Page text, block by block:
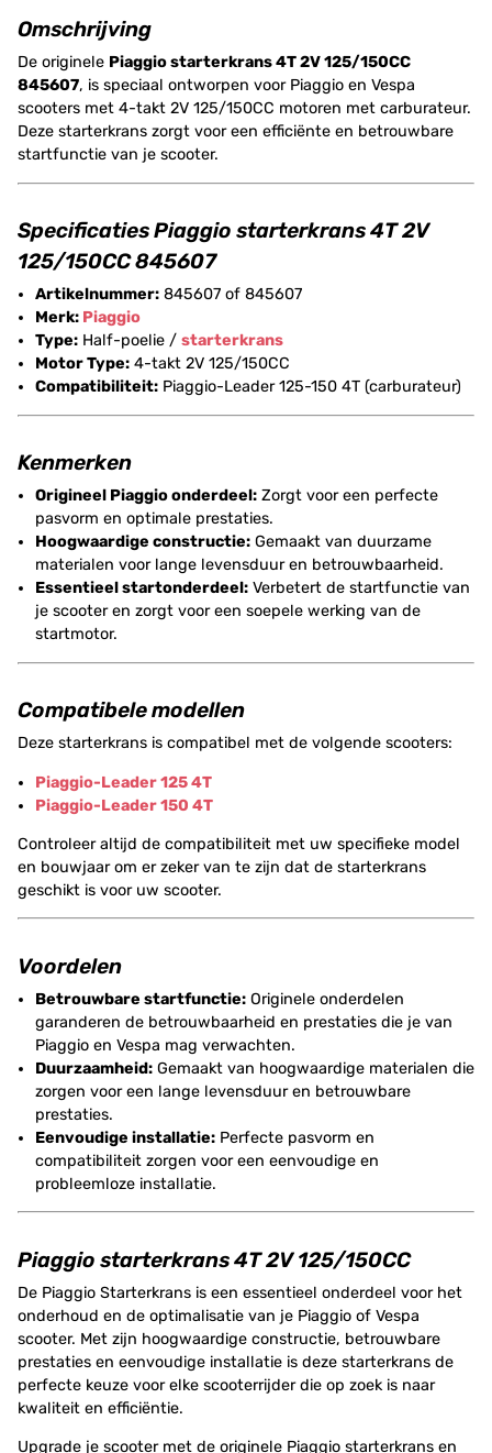
Omschrijving
De originele Piaggio starterkrans 4T 2V 125/150CC
845607, is speciaal ontworpen voor Piaggio en Vespa
scooters met 4-takt 2V 125/150CC motoren met carburateur.
Deze starterkrans zorgt voor een efficiënte en betrouwbare
startfunctie van je scooter.
Specificaties Piaggio starterkrans 4T 2V
125/150CC 845607
Artikelnummer: 845607 of 845607
Merk: Piaggio
Type: Half-poelie / starterkrans
Motor Type: 4-takt 2V 125/150CC
Compatibiliteit: Piaggio-Leader 125-150 4T (carburateur)
Kenmerken
Origineel Piaggio onderdeel: Zorgt voor een perfecte
pasvorm en optimale prestaties.
Hoogwaardige constructie: Gemaakt van duurzame
materialen voor lange levensduur en betrouwbaarheid.
Essentieel startonderdeel: Verbetert de startfunctie van
je scooter en zorgt voor een soepele werking van de
startmotor.
Compatibele modellen
Deze starterkrans is compatibel met de volgende scooters:
Piaggio-Leader 125 4T
Piaggio-Leader 150 4T
Controleer altijd de compatibiliteit met uw specifieke model
en bouwjaar om er zeker van te zijn dat de starterkrans
geschikt is voor uw scooter.
Voordelen
Betrouwbare startfunctie: Originele onderdelen
garanderen de betrouwbaarheid en prestaties die je van
Piaggio en Vespa mag verwachten.
Duurzaamheid: Gemaakt van hoogwaardige materialen die
zorgen voor een lange levensduur en betrouwbare
prestaties.
Eenvoudige installatie: Perfecte pasvorm en
compatibiliteit zorgen voor een eenvoudige en
probleemloze installatie.
Piaggio starterkrans 4T 2V 125/150CC
De Piaggio Starterkrans is een essentieel onderdeel voor het
onderhoud en de optimalisatie van je Piaggio of Vespa
scooter. Met zijn hoogwaardige constructie, betrouwbare
prestaties en eenvoudige installatie is deze starterkrans de
perfecte keuze voor elke scooterrijder die op zoek is naar
kwaliteit en efficiëntie.
Upgrade je scooter met de originele Piaggio starterkrans en